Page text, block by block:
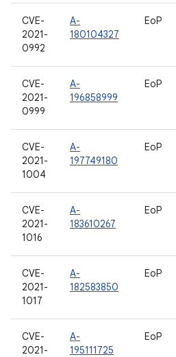
CVE-
2021-
0992
A-
180104327
EoP
CVE-
2021-
0999
A-
196858999
EoP
CVE-
2021-
1004
A-
197749180
EoP
CVE-
2021-
1016
A-
183610267
EoP
CVE-
2021-
1017
A-
182583850
EoP
CVE-
2021-
A-
195111725
EoP